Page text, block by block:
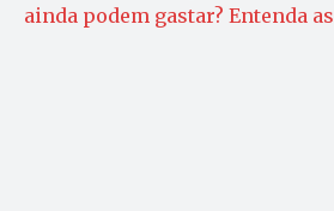
ainda podem gastar? Entenda